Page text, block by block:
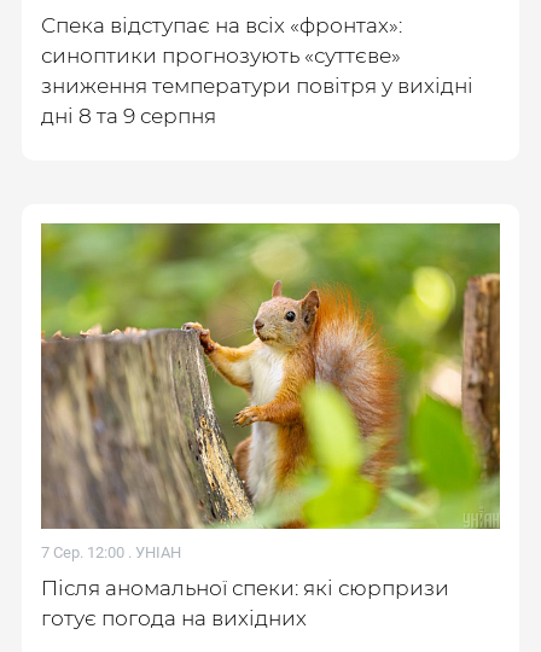
Спека відступає на всіх «фронтах»:
синоптики прогнозують «суттєве»
зниження температури повітря у вихідні
дні 8 та 9 серпня
7 Сер. 12:00 . УНІАН
Після аномальної спеки: які сюрпризи
готує погода на вихідних